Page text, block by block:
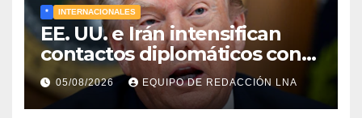
* INTERNACIONALES
EE. UU. e Irán intensifican
contactos diplomáticos con
la mediación de Omán para
reabrir el estrecho de Ormuz
05/08/2026 EQUIPO DE REDACCIÓN LNA